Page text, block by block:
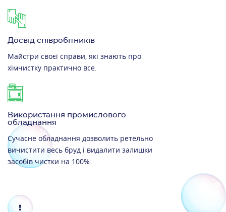
Досвід співробітників
Майстри своєї справи, які знають про
хімчистку практично все.
Використання промислового
обладнання
Сучасне обладнання дозволить ретельно
вичистити весь бруд і видалити залишки
засобів чистки на 100%.